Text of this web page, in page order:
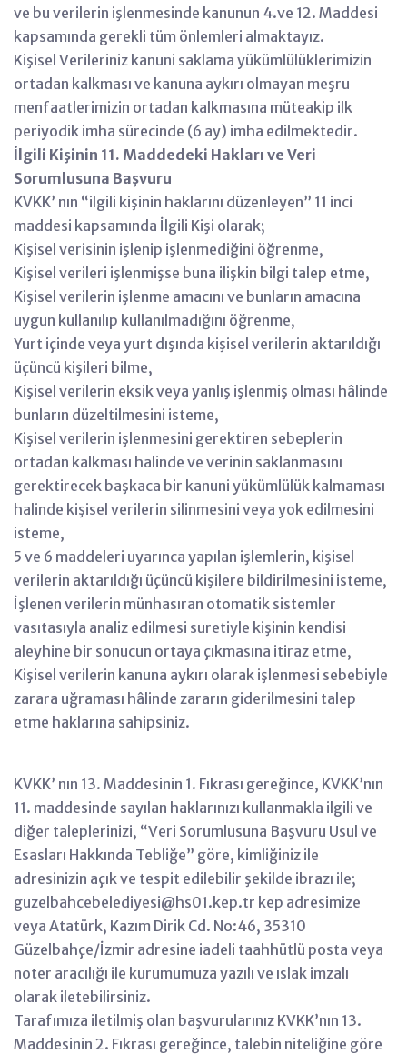
ve bu verilerin işlenmesinde kanunun 4.ve 12. Maddesi
kapsamında gerekli tüm önlemleri almaktayız.
Kişisel Verileriniz kanuni saklama yükümlülüklerimizin
ortadan kalkması ve kanuna aykırı olmayan meşru
menfaatlerimizin ortadan kalkmasına müteakip ilk
periyodik imha sürecinde (6 ay) imha edilmektedir.
İlgili Kişinin 11. Maddedeki Hakları ve Veri
Sorumlusuna Başvuru
KVKK’ nın “ilgili kişinin haklarını düzenleyen” 11 inci
maddesi kapsamında İlgili Kişi olarak;
Kişisel verisinin işlenip işlenmediğini öğrenme,
Kişisel verileri işlenmişse buna ilişkin bilgi talep etme,
Kişisel verilerin işlenme amacını ve bunların amacına
uygun kullanılıp kullanılmadığını öğrenme,
Yurt içinde veya yurt dışında kişisel verilerin aktarıldığı
üçüncü kişileri bilme,
Kişisel verilerin eksik veya yanlış işlenmiş olması hâlinde
bunların düzeltilmesini isteme,
Kişisel verilerin işlenmesini gerektiren sebeplerin
ortadan kalkması halinde ve verinin saklanmasını
gerektirecek başkaca bir kanuni yükümlülük kalmaması
halinde kişisel verilerin silinmesini veya yok edilmesini
isteme,
5 ve 6 maddeleri uyarınca yapılan işlemlerin, kişisel
verilerin aktarıldığı üçüncü kişilere bildirilmesini isteme,
İşlenen verilerin münhasıran otomatik sistemler
vasıtasıyla analiz edilmesi suretiyle kişinin kendisi
aleyhine bir sonucun ortaya çıkmasına itiraz etme,
Kişisel verilerin kanuna aykırı olarak işlenmesi sebebiyle
zarara uğraması hâlinde zararın giderilmesini talep
etme haklarına sahipsiniz.
KVKK’ nın 13. Maddesinin 1. Fıkrası gereğince, KVKK’nın
11. maddesinde sayılan haklarınızı kullanmakla ilgili ve
diğer taleplerinizi, “Veri Sorumlusuna Başvuru Usul ve
Esasları Hakkında Tebliğe” göre, kimliğiniz ile
adresinizin açık ve tespit edilebilir şekilde ibrazı ile;
guzelbahcebelediyesi@hs01.kep.tr kep adresimize
veya Atatürk, Kazım Dirik Cd. No:46, 35310
Güzelbahçe/İzmir adresine iadeli taahhütlü posta veya
noter aracılığı ile kurumumuza yazılı ve ıslak imzalı
olarak iletebilirsiniz.
Tarafımıza iletilmiş olan başvurularınız KVKK’nın 13.
Maddesinin 2. Fıkrası gereğince, talebin niteliğine göre